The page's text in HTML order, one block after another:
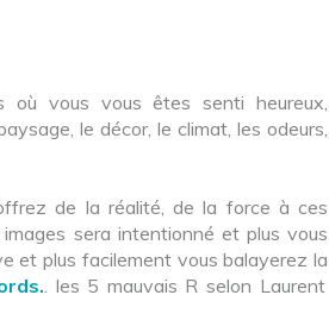
où vous vous êtes senti heureux,
le décor, le climat, les odeurs,
de la réalité, de la force à ces
sera intentionné et plus vous
et plus facilement vous balayerez la
. les 5 mauvais R selon Laurent